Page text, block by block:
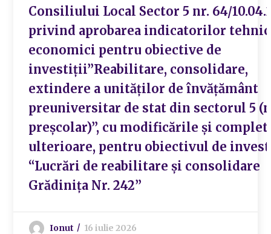
Consiliului Local Sector 5 nr. 64/
privind aprobarea indicatorilor
economici pentru obiective de
investiții”Reabilitare, consolidare,
extindere a unităților de învățământ
preuniversitar de stat din sectorul 5
preșcolar)”, cu modificările și
ulterioare, pentru obiectivul de
“Lucrări de reabilitare și consolidare
Grădinița Nr. 242”
Ionut 16 iulie 2026